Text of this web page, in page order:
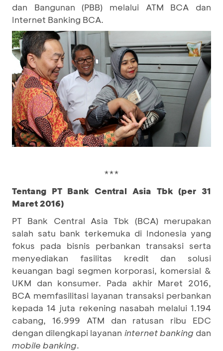
dan Bangunan (PBB) melalui ATM BCA dan
Internet Banking BCA.
***
Tentang PT Bank Central Asia Tbk (per 31
Maret 2016)
PT Bank Central Asia Tbk (BCA) merupakan
salah satu bank terkemuka di Indonesia yang
fokus pada bisnis perbankan transaksi serta
menyediakan fasilitas kredit dan solusi
keuangan bagi segmen korporasi, komersial &
UKM dan konsumer. Pada akhir Maret 2016,
BCA memfasilitasi layanan transaksi perbankan
kepada 14 juta rekening nasabah melalui 1.194
cabang, 16.999 ATM dan ratusan ribu EDC
dengan dilengkapi layanan internet banking dan
mobile banking.